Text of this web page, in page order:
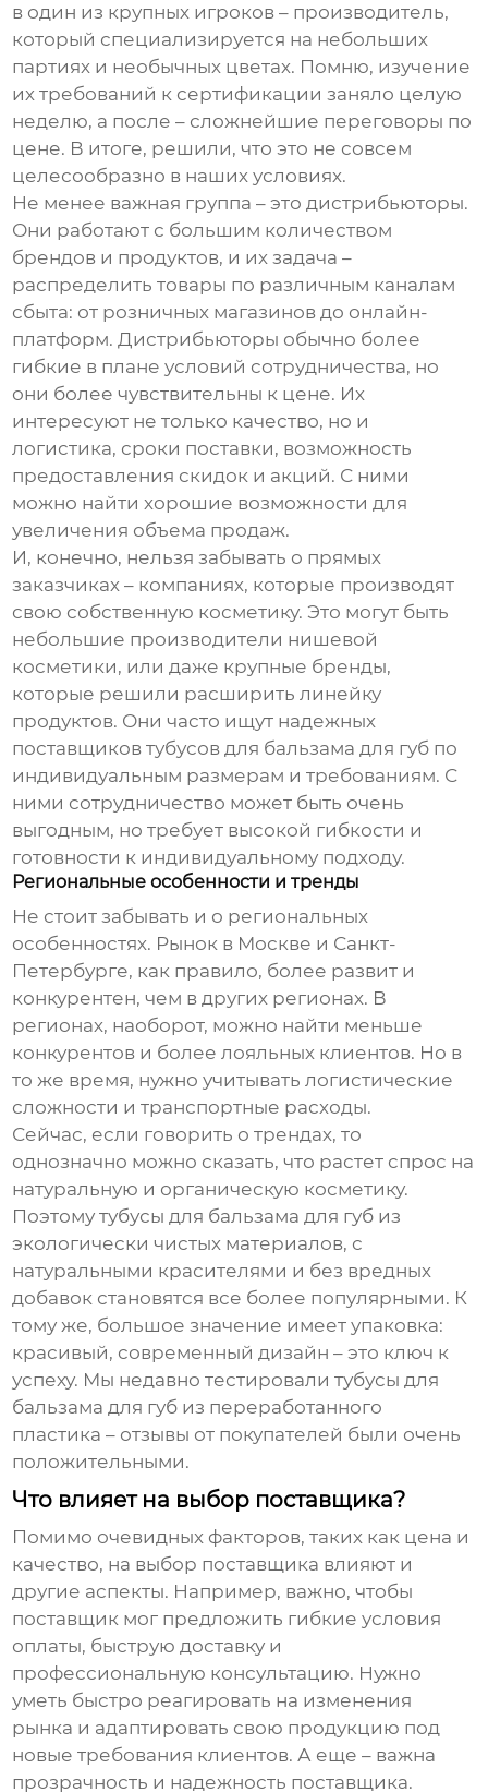
в один из крупных игроков – производитель,
который специализируется на небольших
партиях и необычных цветах. Помню, изучение
их требований к сертификации заняло целую
неделю, а после – сложнейшие переговоры по
цене. В итоге, решили, что это не совсем
целесообразно в наших условиях.
Не менее важная группа – это дистрибьюторы.
Они работают с большим количеством
брендов и продуктов, и их задача –
распределить товары по различным каналам
сбыта: от розничных магазинов до онлайн-
платформ. Дистрибьюторы обычно более
гибкие в плане условий сотрудничества, но
они более чувствительны к цене. Их
интересуют не только качество, но и
логистика, сроки поставки, возможность
предоставления скидок и акций. С ними
можно найти хорошие возможности для
увеличения объема продаж.
И, конечно, нельзя забывать о прямых
заказчиках – компаниях, которые производят
свою собственную косметику. Это могут быть
небольшие производители нишевой
косметики, или даже крупные бренды,
которые решили расширить линейку
продуктов. Они часто ищут надежных
поставщиковтубусов для бальзама для губ по
индивидуальным размерам и требованиям. С
ними сотрудничество может быть очень
выгодным, но требует высокой гибкости и
готовности к индивидуальному подходу.
Региональные особенности и тренды
Не стоит забывать и о региональных
особенностях. Рынок в Москве и Санкт-
Петербурге, как правило, более развит и
конкурентен, чем в других регионах. В
регионах, наоборот, можно найти меньше
конкурентов и более лояльных клиентов. Но в
то же время, нужно учитывать логистические
сложности и транспортные расходы.
Сейчас, если говорить о трендах, то
однозначно можно сказать, что растет спрос на
натуральную и органическую косметику.
Поэтомутубусы для бальзама для губ из
экологически чистых материалов, с
натуральными красителями и без вредных
добавок становятся все более популярными. К
тому же, большое значение имеет упаковка:
красивый, современный дизайн – это ключ к
успеху. Мы недавно тестировалитубусы для
бальзама для губ из переработанного
пластика – отзывы от покупателей были очень
положительными.
Что влияет на выбор поставщика?
Помимо очевидных факторов, таких как цена и
качество, на выбор поставщика влияют и
другие аспекты. Например, важно, чтобы
поставщик мог предложить гибкие условия
оплаты, быструю доставку и
профессиональную консультацию. Нужно
уметь быстро реагировать на изменения
рынка и адаптировать свою продукцию под
новые требования клиентов. А еще – важна
прозрачность и надежность поставщика.